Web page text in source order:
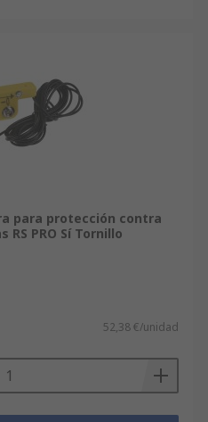
para protección contra
PRO Sí Tornillo
52,38 €/unidad